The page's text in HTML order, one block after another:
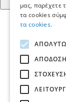
Εγγραφή
in
Facebook
us
in
Instagram
Find
us
in
Twitter
Find
us
in
LinkedIn
Αρχική
Ποιοί
Yπηρεσίες
Ποιοι μας
μας, παρέχετε
τα cookies
τα cookies.